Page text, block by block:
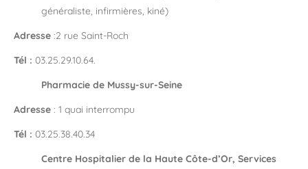
généraliste, infirmières, kiné)
Adresse :2 rue Saint-Roch
Tél : 03.25.29.10.64.
Pharmacie de Mussy-sur-Seine
Adresse : 1 quai interrompu
Tél : 03.25.38.40.34
Centre Hospitalier de la Haute Côte-d’Or, Services